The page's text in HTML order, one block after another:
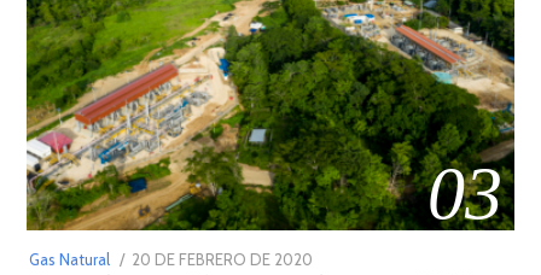
03
Gas Natural
POSTED
20 DE FEBRERO DE 2020